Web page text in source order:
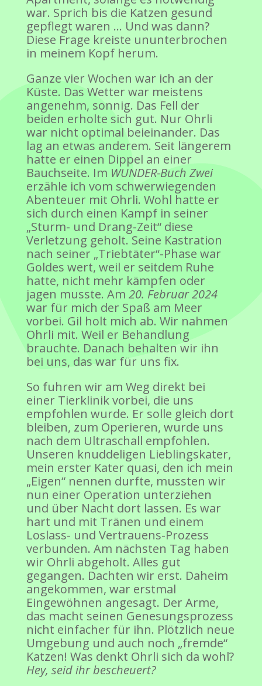
war. Sprich bis die Katzen gesund
gepflegt waren … Und was dann?
Diese Frage kreiste ununterbrochen
in meinem Kopf herum.
Ganze vier Wochen war ich an der
Küste. Das Wetter war meistens
angenehm, sonnig. Das Fell der
beiden erholte sich gut. Nur Ohrli
war nicht optimal beieinander. Das
lag an etwas anderem. Seit längerem
hatte er einen Dippel an einer
Bauchseite. Im WUNDER-Buch Zwei
erzähle ich vom schwerwiegenden
Abenteuer mit Ohrli. Wohl hatte er
sich durch einen Kampf in seiner
„Sturm- und Drang-Zeit“ diese
Verletzung geholt. Seine Kastration
nach seiner „Triebtäter“-Phase war
Goldes wert, weil er seitdem Ruhe
hatte, nicht mehr kämpfen oder
jagen musste. Am 20. Februar 2024
war für mich der Spaß am Meer
vorbei. Gil holt mich ab. Wir nahmen
Ohrli mit. Weil er Behandlung
brauchte. Danach behalten wir ihn
bei uns, das war für uns fix.
So fuhren wir am Weg direkt bei
einer Tierklinik vorbei, die uns
empfohlen wurde. Er solle gleich dort
bleiben, zum Operieren, wurde uns
nach dem Ultraschall empfohlen.
Unseren knuddeligen Lieblingskater,
mein erster Kater quasi, den ich mein
„Eigen“ nennen durfte, mussten wir
nun einer Operation unterziehen
und über Nacht dort lassen. Es war
hart und mit Tränen und einem
Loslass- und Vertrauens-Prozess
verbunden. Am nächsten Tag haben
wir Ohrli abgeholt. Alles gut
gegangen. Dachten wir erst. Daheim
angekommen, war erstmal
Eingewöhnen angesagt. Der Arme,
das macht seinen Genesungsprozess
nicht einfacher für ihn. Plötzlich neue
Umgebung und auch noch „fremde“
Katzen! Was denkt Ohrli sich da wohl?
Hey, seid ihr bescheuert?